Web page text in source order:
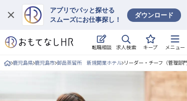
アプリでパッと探せる
スムーズにお仕事探し！
ダウンロード
転職相談 求人検索 キープ メニュー
ログイン
求人・施設を探す
鹿児島県 鹿児島市 御岳蒸留所 新規開業ホテル リーダー・チーフ（管理部